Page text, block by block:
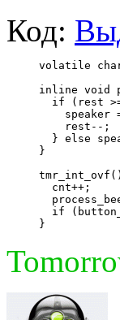
Код:
volatile
inline void
if (rest
speaker
rest--;
} else
}
cnt++;
if
}